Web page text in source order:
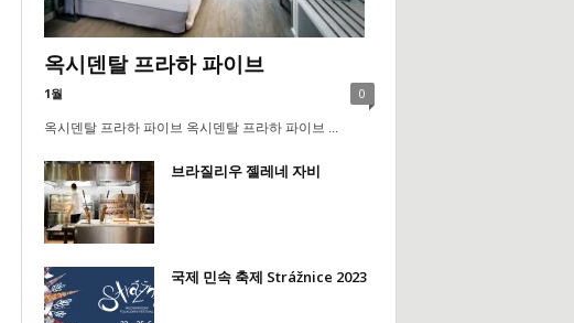
옥시덴탈 프라하 파이브
1월 0
옥시덴탈 프라하 파이브 옥시덴탈 프라하 파이브 ...
브라질리우 젤레네 자비
국제 민속 축제 Strážnice 2023